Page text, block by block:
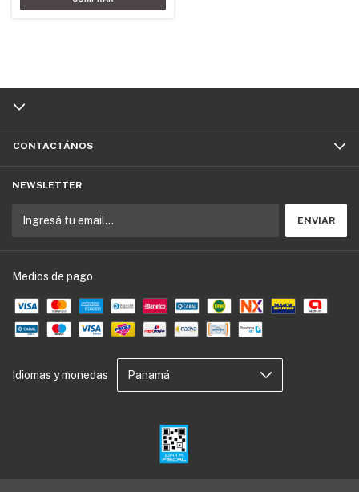
CONTACTÁNOS
NEWSLETTER
Medios de pago
Idiomas y monedas